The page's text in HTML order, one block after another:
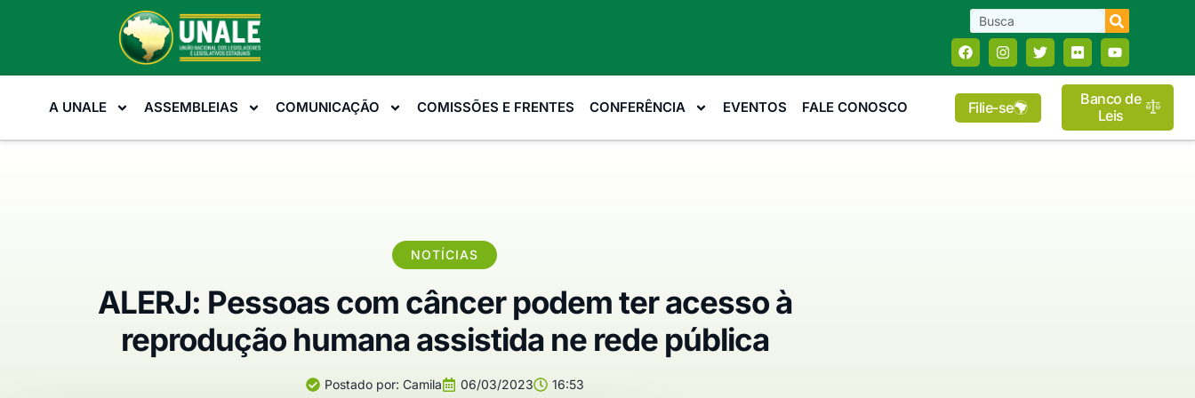
A UNALE ASSEMBLEIAS COMUNICAÇÃO COMISSÕES E FRENTES CONFERÊNCIA EVENTOS FALE CONOSCO Filie-se
Banco de
Leis
NOTÍCIAS
ALERJ: Pessoas com câncer podem ter acesso à
reprodução humana assistida ne rede pública
Postado por: Camila 06/03/2023 16:53